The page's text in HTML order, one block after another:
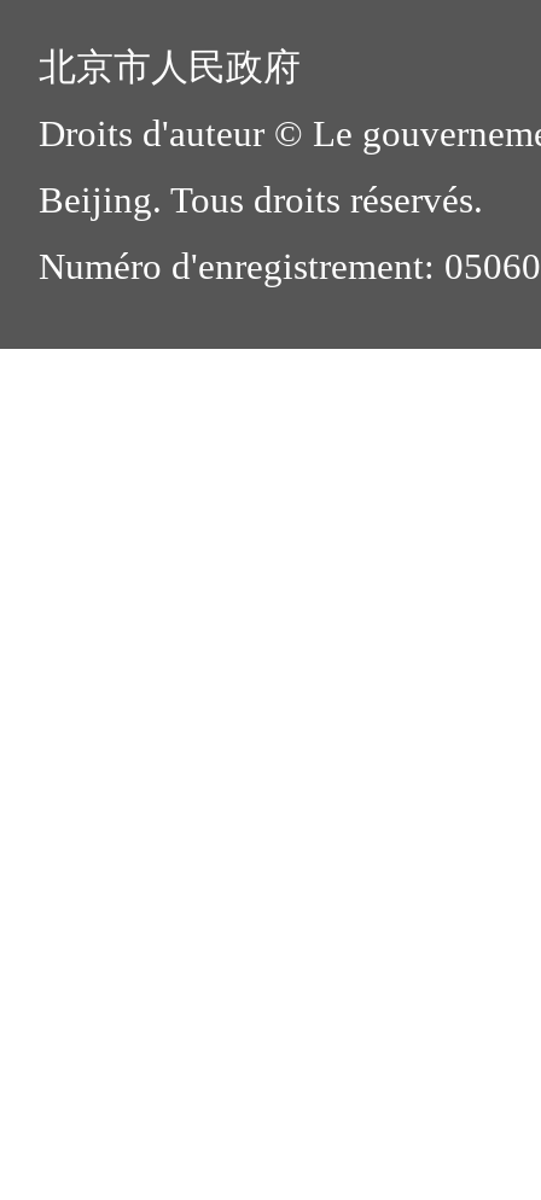
北京市人民政府
Droits d'auteur © Le
Beijing. Tous droits réservés.
Numéro d'enregistrement: